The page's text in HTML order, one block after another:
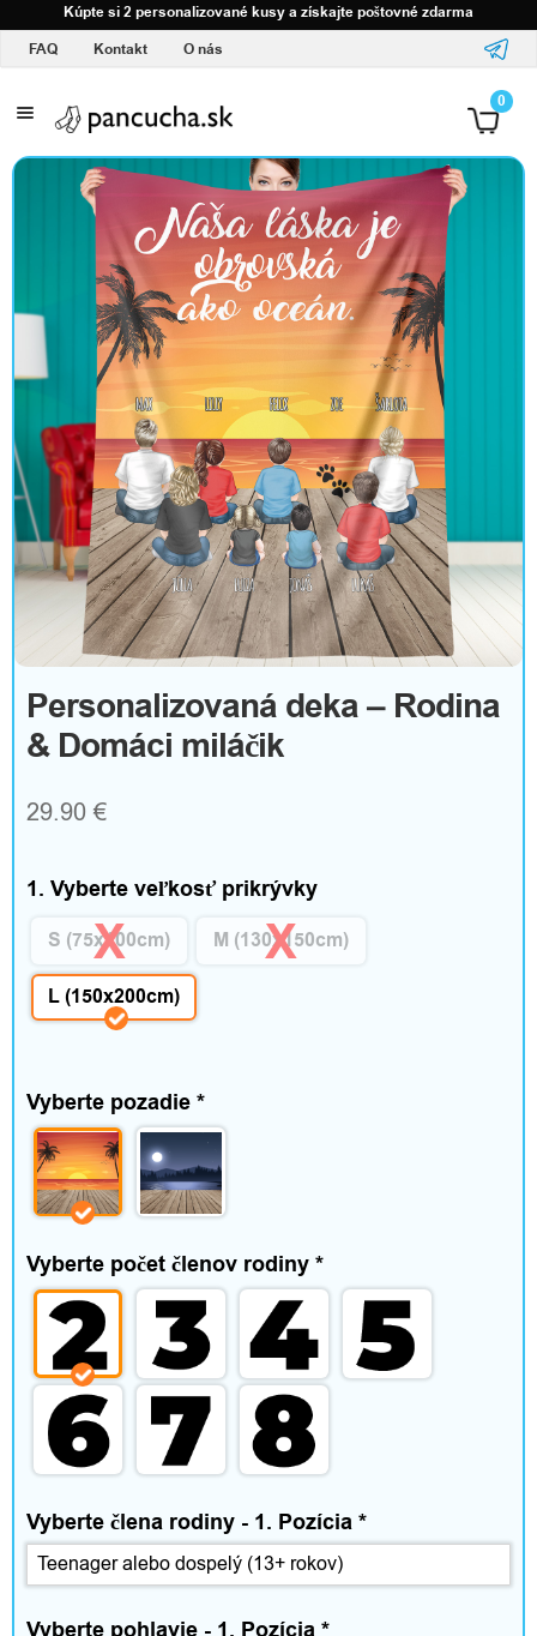
Kúpte si 2 personalizované kusy a získajte poštovné zdarma
FAQ
Kontakt O nás
0
S
v
a
š
í
m
l
o
g
o
m
T
e
x
t
l
a
d
o
l
n
k
y
D
o
m
á
c
Personalizovaná deka – Rodina
& Domáci miláčik
29.90 €
1. Vyberte veľkosť prikrývky
S (75x100cm) M (130x150cm)
L (150x200cm)
Vyberte pozadie *
Vyberte počet členov rodiny *
Vyberte člena rodiny - 1. Pozícia *